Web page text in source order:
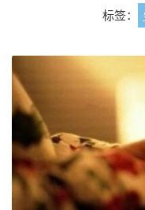
标签：